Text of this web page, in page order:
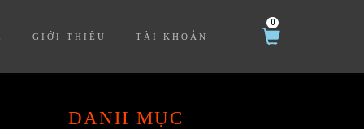
GIỚI THIỆU TÀI KHOẢN
0
DANH MỤC